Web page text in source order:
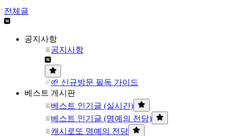
전체글
공지사항
공지사항
🌱 신규방문 필독 가이드
베스트 게시판
베스트 인기글 (실시간)
베스트 인기글 (명예의 전당)
캐시로또 명예의 전당